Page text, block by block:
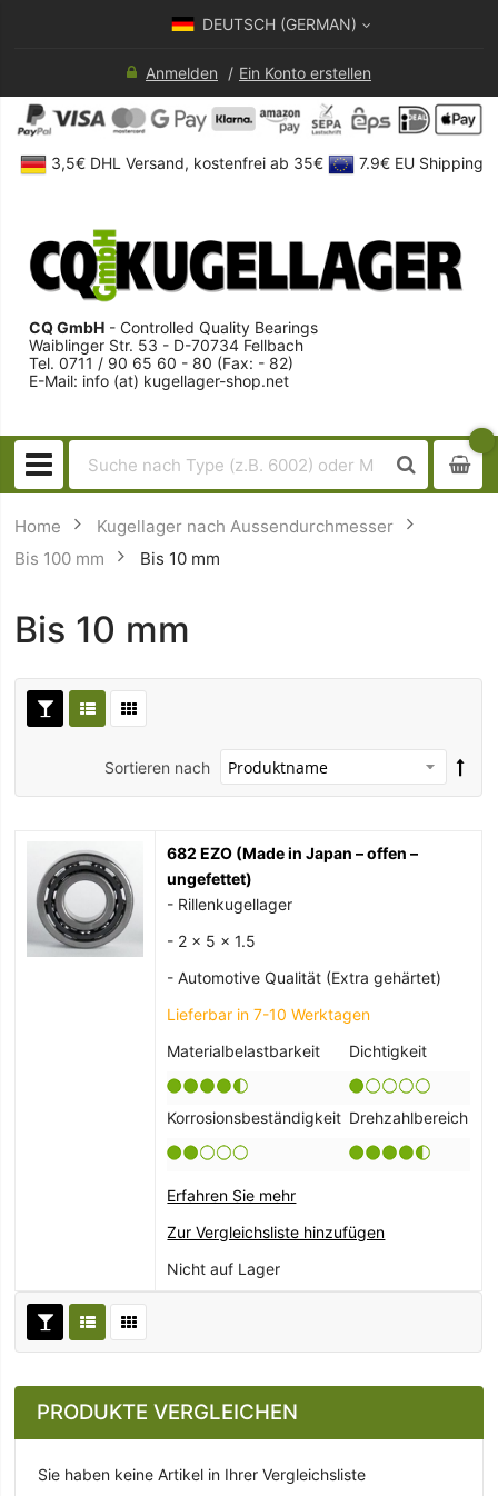
DEUTSCH (GERMAN)
Anmelden Ein Konto erstellen
3,5€ DHL Versand, kostenfrei ab 35€ 7.9€ EU Shipping
CQ GmbH - Controlled Quality Bearings
Waiblinger Str. 53 - D-70734 Fellbach
Tel. 0711 / 90 65 60 - 80 (Fax: - 82)
E-Mail: info (at) kugellager-shop.net
Home
Kugellager nach Aussendurchmesser
Bis 100 mm
Bis 10 mm
Bis 10 mm
Sortieren nach
682 EZO (Made in Japan – offen –
ungefettet)
- Rillenkugellager
- 2 x 5 x 1.5
- Automotive Qualität (Extra gehärtet)
Lieferbar in 7-10 Werktagen
Materialbelastbarkeit
Dichtigkeit
Korrosionsbeständigkeit Drehzahlbereich
Erfahren Sie mehr
Zur Vergleichsliste hinzufügen
Nicht auf Lager
PRODUKTE VERGLEICHEN
Sie haben keine Artikel in Ihrer Vergleichsliste